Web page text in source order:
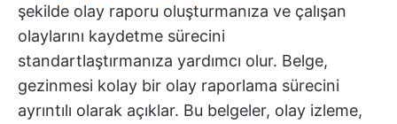
şekilde olay raporu oluşturmanıza ve çalışan
olaylarını kaydetme sürecini
standartlaştırmanıza yardımcı olur. Belge,
gezinmesi kolay bir olay raporlama sürecini
ayrıntılı olarak açıklar. Bu belgeler, olay izleme,